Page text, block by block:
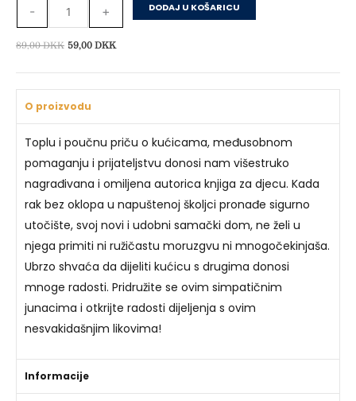
- + DODAJ U KOŠARICU
89,00DKK Izvorna
59,00 DKKTrenutna
O proizvodu
Toplu i poučnu priču o kućicama, međusobnom
pomaganju i prijateljstvu donosi nam višestruko
nagrađivana i omiljena autorica knjiga za djecu. Kada
rak bez oklopa u napuštenoj školjci pronađe sigurno
utočište, svoj novi i udobni samački dom, ne želi u
njega primiti ni ružičastu moruzgvu ni mnogočekinjaša.
Ubrzo shvaća da dijeliti kućicu s drugima donosi
mnoge radosti. Pridružite se ovim simpatičnim
junacima i otkrijte radosti dijeljenja s ovim
nesvakidašnjim likovima!
Informacije